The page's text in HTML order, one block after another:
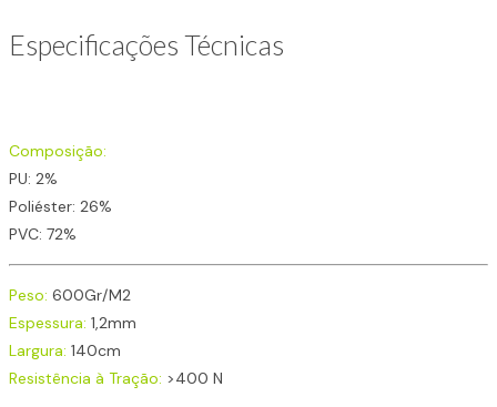
Especificações Técnicas
Composição:
PU: 2%
Poliéster: 26%
PVC: 72%
Peso: 600Gr/M2
Espessura: 1,2mm
Largura: 140cm
Resistência à Tração: >400 N